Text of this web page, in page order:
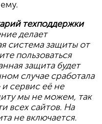
техподдержки
делает
система защиты от
пользоваться
защита будет
случае сработала
и сервис её не
мы не можем, так
всех сайтов. На
не включается.